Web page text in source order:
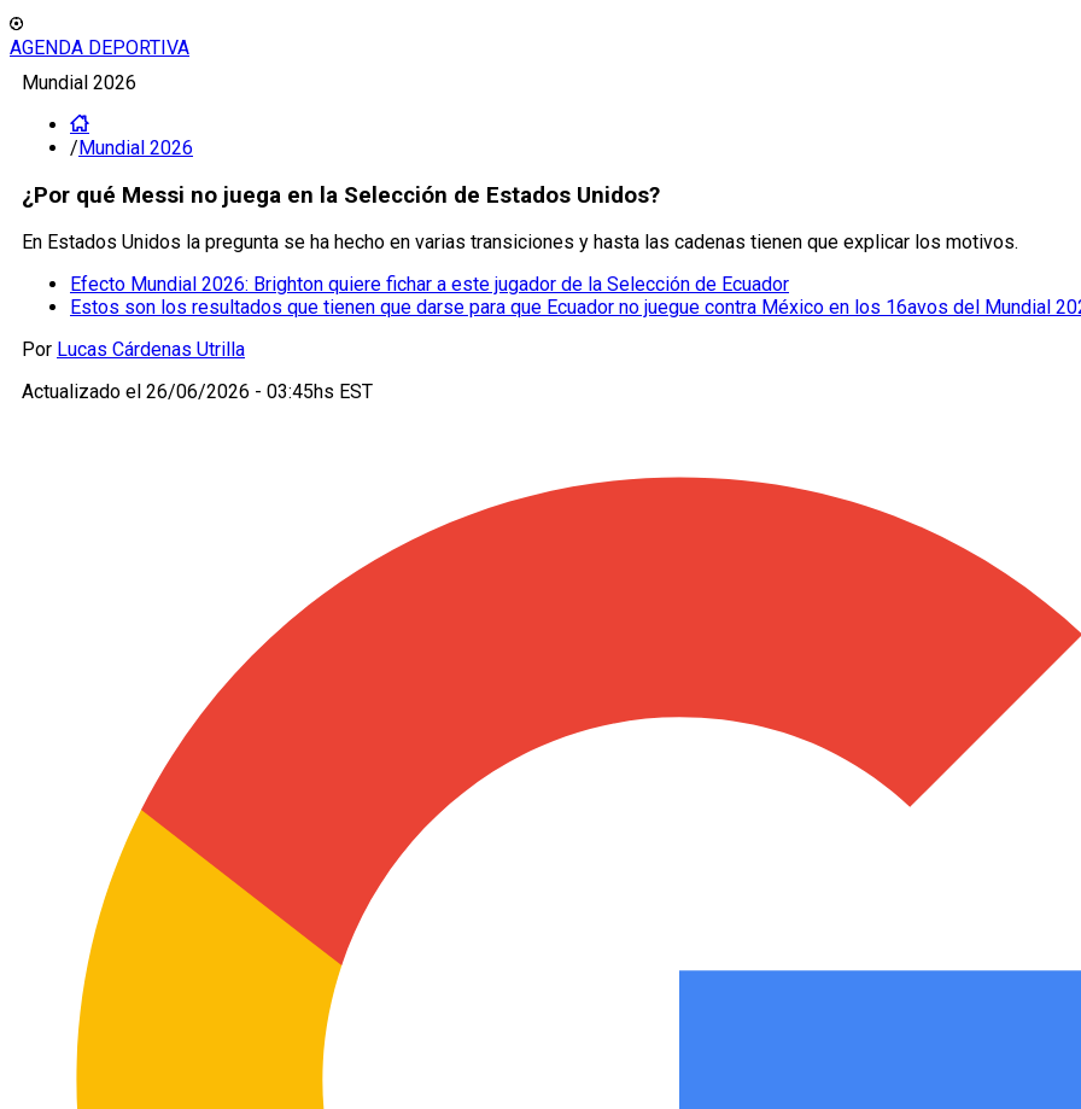
AGENDA DEPORTIVA
Mundial 2026
/Mundial 2026
¿Por qué Messi no juega en la Selección de Estados Unidos?
En Estados Unidos la pregunta se ha hecho en varias transiciones y hasta las cadenas tienen que explicar los motivos.
Efecto Mundial 2026: Brighton quiere fichar a este jugador de la Selección de Ecuador
Estos son los resultados que tienen que darse para que Ecuador no juegue contra México en los 16avos del Mundial
Por Lucas Cárdenas Utrilla
Actualizado el 26/06/2026 - 03:45hs EST